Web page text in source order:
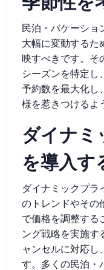
民泊・バケーショ
大幅に変動するた
映すべきです。そ
シーズンを特定し
予約数を最大化し
様を惹きつけるよ
ダイナミ
を導入す
ダイナミックプラ
のトレンドやその
で価格を調整する
ング戦略を実施す
ャンセルに対応し
す。多くの民泊・